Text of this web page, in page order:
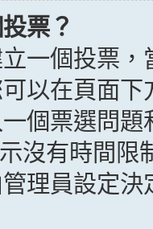
票？
一個投票
以在頁面
個票選問
沒有時間限
理員設定決